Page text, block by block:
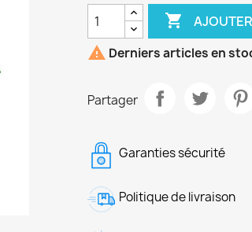

 Derniers articles en
Partager
Garanties sécurité
Politique de livraison